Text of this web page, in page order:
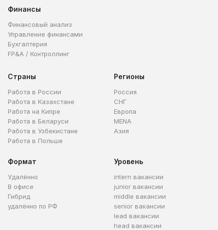
Финансы
Финансовый анализ
Управление финансами
Бухгалтерия
FP&A / Контроллинг
Страны
Работа в России
Работа в Казахстане
Работа на Кипре
Работа в Беларуси
Работа в Узбекистане
Работа в Польше
Регионы
Россия
СНГ
Европа
MENA
Азия
Формат
Удалённо
В офисе
Гибрид
удалённо по РФ
Уровень
intern вакансии
junior вакансии
middle вакансии
senior вакансии
lead вакансии
head вакансии